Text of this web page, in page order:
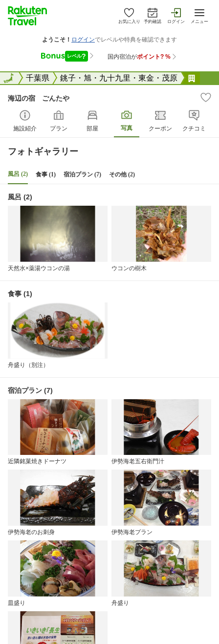
お気に入り 予約確認 ログイン メニュー
全国千葉県 銚子・旭・九十九里・東金・茂原
全国
海辺の宿 ごんたや
施設紹介 プラン 部屋 写真 クーポン クチコミ
フォトギャラリー
風呂 (2) 食事 (1) 宿泊プラン (7) その他 (2)
風呂 (2)
天然水×薬湯ウコンの湯 ウコンの樹木
食事 (1)
舟盛り（別注）
宿泊プラン (7)
近隣銘菓焼きドーナツ 伊勢海老五右衛門汁
伊勢海老のお刺身 伊勢海老プラン
皿盛り 舟盛り